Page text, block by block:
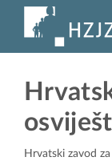
Hrvatski zavod